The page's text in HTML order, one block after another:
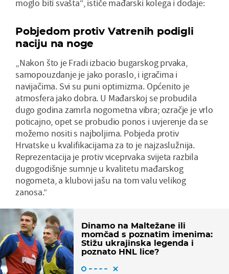
moglo biti svašta“, ističe mađarski kolega i dodaje:
Pobjedom protiv Vatrenih podigli
naciju na noge
„Nakon što je Fradi izbacio bugarskog prvaka,
samopouzdanje je jako poraslo, i igračima i
navijačima. Svi su puni optimizma. Općenito je
atmosfera jako dobra. U Mađarskoj se probudila
dugo godina zamrla nogometna vibra; ozračje je vrlo
poticajno, opet se probudio ponos i uvjerenje da se
možemo nositi s najboljima. Pobjeda protiv
Hrvatske u kvalifikacijama za to je najzaslužnija.
Reprezentacija je protiv viceprvaka svijeta razbila
dugogodišnje sumnje u kvalitetu mađarskog
nogometa, a klubovi jašu na tom valu velikog
zanosa.“
Dinamo na Maltežane ili
momčad s poznatim imenima:
Stižu ukrajinska legenda i
poznato HNL lice?